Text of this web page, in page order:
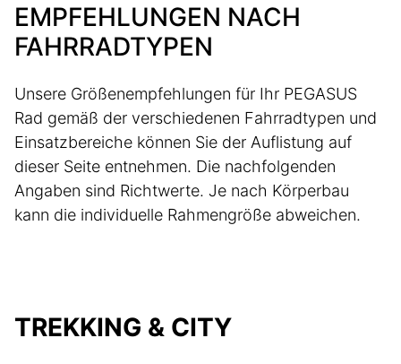
EMPFEHLUNGEN NACH
FAHRRADTYPEN
Unsere Größenempfehlungen für Ihr PEGASUS
Rad gemäß der verschiedenen Fahrradtypen und
Einsatzbereiche können Sie der Auflistung auf
dieser Seite entnehmen. Die nachfolgenden
Angaben sind Richtwerte. Je nach Körperbau
kann die individuelle Rahmengröße abweichen.
TREKKING & CITY